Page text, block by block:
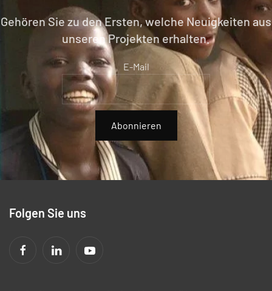
Gehören Sie zu den Ersten, welche Neuigkeiten aus
unseren Projekten erhalten.
E-Mail
Abonnieren
Folgen Sie uns